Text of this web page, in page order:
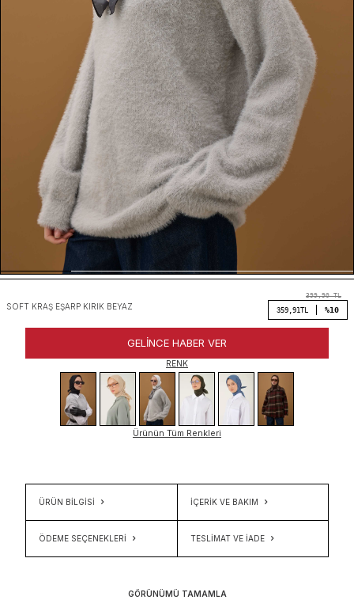
SOFT KRAŞ EŞARP KIRIK BEYAZ
399,90TL
359,91 TL %10
GELINCE HABER VER
RENK
Ürünün Tüm Renkleri
ÜRÜN BİLGİSİ İÇERIK VE BAKIM
ÖDEME SEÇENEKLERI TESLIMAT VE İADE
GÖRÜNÜMÜ TAMAMLA